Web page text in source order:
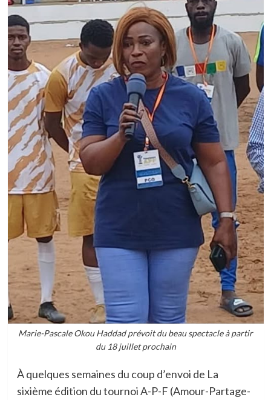
Marie-Pascale Okou Haddad prévoit du beau spectacle à partir
du 18 juillet prochain
À quelques semaines du coup d’envoi de La
sixième édition du tournoi A-P-F (Amour-Partage-